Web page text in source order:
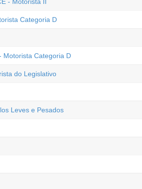
Categoria D
Motorista Categoria D
do Legislativo
Leves e Pesados